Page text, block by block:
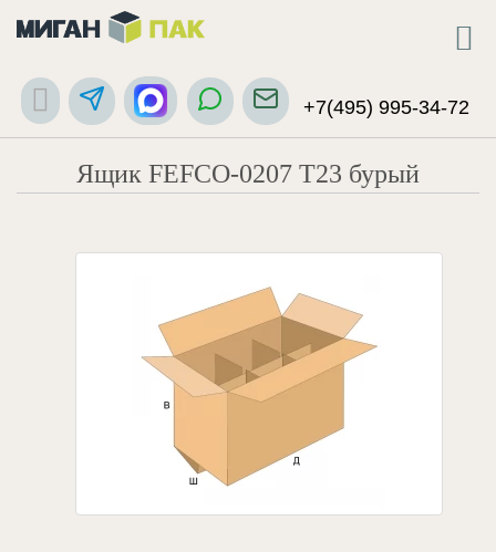
+7(495) 995-34-72
Ящик FEFCO-0207 Т23 бурый